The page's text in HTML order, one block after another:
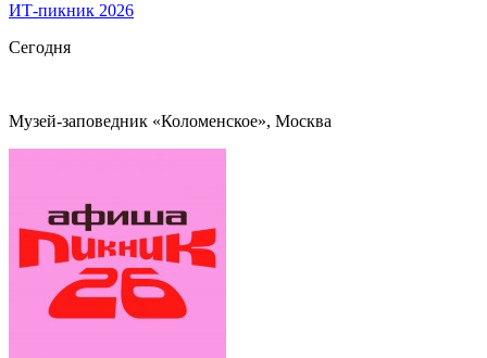
ИТ-пикник 2026
Сегодня
Музей-заповедник «Коломенское», Москва